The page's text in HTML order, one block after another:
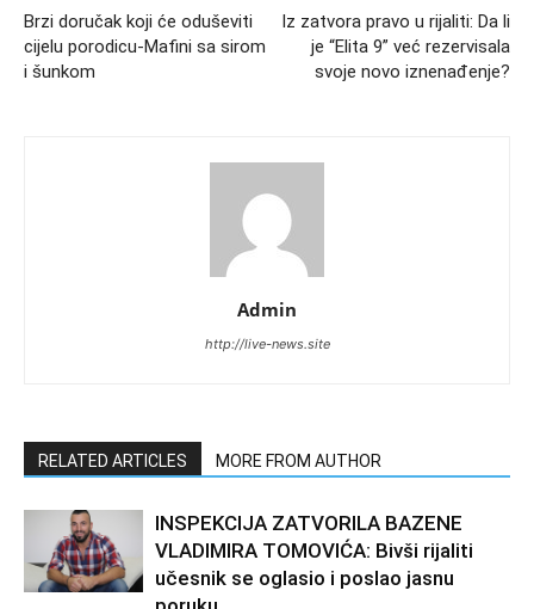
Brzi doručak koji će oduševiti
cijelu porodicu-Mafini sa sirom
i šunkom
Iz zatvora pravo u rijaliti: Da li
je “Elita 9” već rezervisala
svoje novo iznenađenje?
Admin
http://live-news.site
RELATED ARTICLES MORE FROM AUTHOR
INSPEKCIJA ZATVORILA BAZENE
VLADIMIRA TOMOVIĆA: Bivši rijaliti
učesnik se oglasio i poslao jasnu